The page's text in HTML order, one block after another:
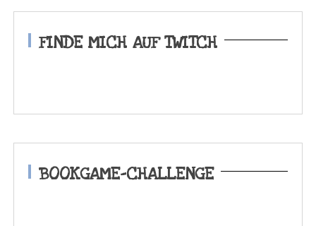
FINDE MICH AUF TWITCH
BOOKGAME-CHALLENGE